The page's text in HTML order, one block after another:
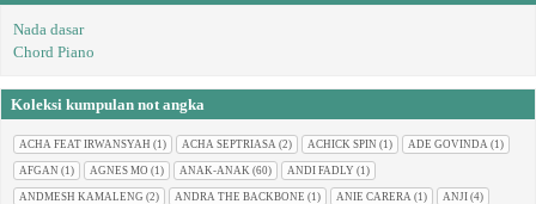
Nada dasar
Chord Piano
Koleksi kumpulan not angka
ACHA FEAT IRWANSYAH (1) ACHA SEPTRIASA (2) ACHICK SPIN (1) ADE GOVINDA (1)
AFGAN (1) AGNES MO (1) ANAK-ANAK (60) ANDI FADLY (1)
ANDMESH KAMALENG (2) ANDRA THE BACKBONE (1) ANIE CARERA (1) ANJI (4)